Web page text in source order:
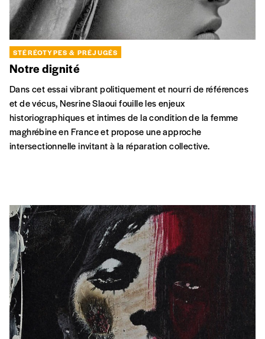
STÉRÉOTYPES & PRÉJUGÉS
Notre dignité
Dans cet essai vibrant politiquement et nourri de références
et de vécus, Nesrine Slaoui fouille les enjeux
historiographiques et intimes de la condition de la femme
maghrébine en France et propose une approche
intersectionnelle invitant à la réparation collective.